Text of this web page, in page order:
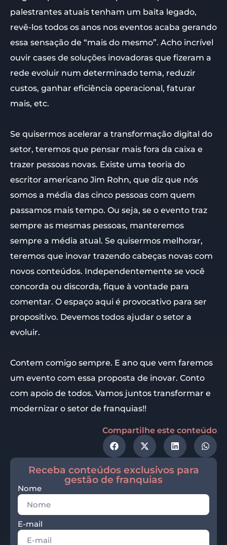
palestrantes atuais tenham um baita legado,
revê-los todos os anos nos eventos acaba gerando
essa sensação de “mais do mesmo”. Acho incrível
ouvir cases de soluções inovadoras que fizeram a
rede evoluir num determinado tema, reduzir
custos, ganhar eficiência operacional, faturar
mais, etc.
Se quisermos acelerar a transformação digital do
setor, teremos que pensar mais fora da caixa e
trazer pessoas novas. Existe uma teoria do
escritor americano Jim Rohn, que diz que nós
somos a média das cinco pessoas com quem
passamos mais tempo. Ou seja, se o evento traz
sempre as mesmas pessoas, manteremos
sempre a média atual. Se quisermos melhorar,
teremos que inovar trazendo cabeças novas com
novos conteúdos. Independentemente se você
concorda ou discorda, fique à vontade para
comentar. O espaço aqui é provocativo para ser
propositivo. Devemos todos ajudar o setor a
evoluir.
Contem comigo sempre. E ano que vem faremos
um evento com essa proposta de inovar. Conto
com apoio de todos. Vamos juntos transformar e
modernizar o setor de franquias!!
Compartilhe este conteúdo
Receba conteúdos exclusivos para
gestão de franquias
Nome
E-mail